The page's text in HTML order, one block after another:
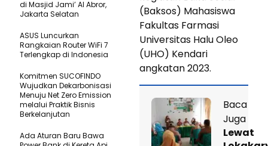
(Baksos) Mahasiswa
Fakultas Farmasi
Universitas Halu Oleo
(UHO) Kendari
angkatan 2023.
Baca
Juga
Lewat
di Masjid Jami’ Al Abror,
Jakarta Selatan
ASUS Luncurkan
Rangkaian Router WiFi 7
Terlengkap di Indonesia
Komitmen SUCOFINDO
Wujudkan Dekarbonisasi
Menuju Net Zero Emission
melalui Praktik Bisnis
Berkelanjutan
Ada Aturan Baru Bawa